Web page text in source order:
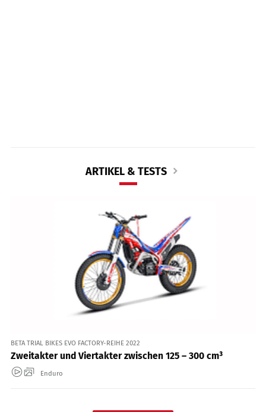
ARTIKEL & TESTS
BETA TRIAL BIKES EVO FACTORY-REIHE 2022
Zweitakter und Viertakter zwischen 125 – 300 cm³
Enduro